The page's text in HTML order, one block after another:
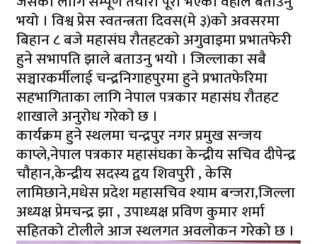
भयो । विश्व प्रेस स्वतन्त्रता दिवस(मे ३)काे अवसरमा
बिहान ८ बजे महासंघ राैतहटकाे अगुवाइमा प्रभातफेरी
हुने सभापति झाले बताउनु भयाे । जिल्लाका सबै
सञ्चारकर्मीलाई चन्द्रनिगाहपुरमा हुने प्रभातफेरिमा
सहभागिताका लागि नेपाल पत्रकार महासंघ राैतहट
शाखाले अनुरोध गरेकाे छ ।
कार्यक्रम हुने स्थलमा चन्द्रपुर नगर प्रमुख सन्जय
काप्ले,नेपाल पत्रकार महासंघका केन्द्रीय सचिव दीपेन्द्र
चाैहान,केन्द्रीय सदस्य द्वय शिवपुरी , केसि
लामिछाने,मधेस प्रदेश महासचिव श्याम बन्जरा,जिल्ला
अध्यक्ष प्रेमचन्द्र झा , उपाध्यक्ष प्रविण कुमार शर्मा
सहितको टोलीले आज स्थलगत अवलोकन गरेको छ ।